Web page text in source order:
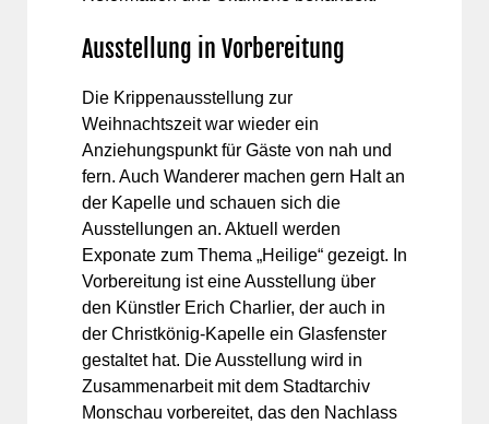
Ausstellung in Vorbereitung
Die Krippenausstellung zur
Weihnachtszeit war wieder ein
Anziehungspunkt für Gäste von nah und
fern. Auch Wanderer machen gern Halt an
der Kapelle und schauen sich die
Ausstellungen an. Aktuell werden
Exponate zum Thema „Heilige“ gezeigt. In
Vorbereitung ist eine Ausstellung über
den Künstler Erich Charlier, der auch in
der Christkönig-Kapelle ein Glasfenster
gestaltet hat. Die Ausstellung wird in
Zusammenarbeit mit dem Stadtarchiv
Monschau vorbereitet, das den Nachlass